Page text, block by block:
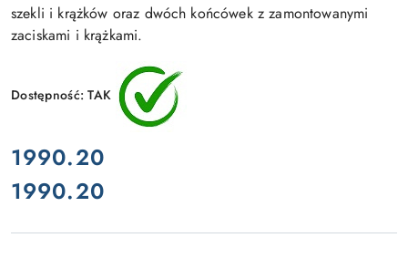
szekli i krążków oraz dwóch końcówek z zamontowanymi
zaciskami i krążkami.
Dostępność:TAK
cena:
1990.20
Cena:
1990.20